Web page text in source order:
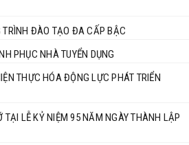
TRÌNH ĐÀO TẠO ĐA CẤP BẬC
PHỤC NHÀ TUYỂN DỤNG
THỰC HÓA ĐỘNG LỰC PHÁT TRIỂN
TẠI LỄ KỶ NIỆM 95 NĂM NGÀY THÀNH LẬP